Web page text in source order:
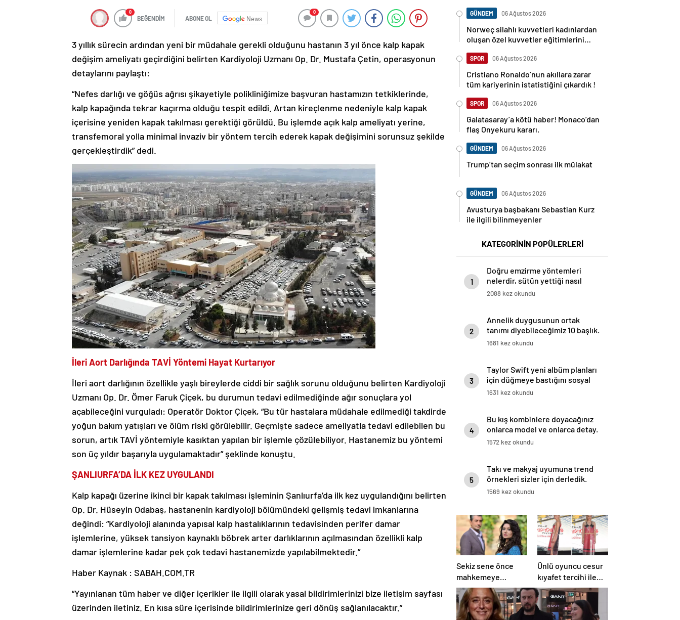
0
BEĞENDİM ABONE OL News
0
3 yıllık sürecin ardından yeni bir müdahale gerekli olduğunu hastanın 3 yıl önce kalp kapak
değişim ameliyatı geçirdiğini belirten Kardiyoloji Uzmanı Op. Dr. Mustafa Çetin, operasyonun
detaylarını paylaştı:
“Nefes darlığı ve göğüs ağrısı şikayetiyle polikliniğimize başvuran hastamızın tetkiklerinde,
kalp kapağında tekrar kaçırma olduğu tespit edildi. Artan kireçlenme nedeniyle kalp kapak
içerisine yeniden kapak takılması gerektiği görüldü. Bu işlemde açık kalp ameliyatı yerine,
transfemoral yolla minimal invaziv bir yöntem tercih ederek kapak değişimini sorunsuz şekilde
gerçekleştirdik” dedi.
İleri Aort Darlığında TAVİ Yöntemi Hayat Kurtarıyor
İleri aort darlığının özellikle yaşlı bireylerde ciddi bir sağlık sorunu olduğunu belirten Kardiyoloji
Uzmanı Op. Dr. Ömer Faruk Çiçek, bu durumun tedavi edilmediğinde ağır sonuçlara yol
açabileceğini vurguladı: Operatör Doktor Çiçek, “Bu tür hastalara müdahale edilmediği takdirde
yoğun bakım yatışları ve ölüm riski görülebilir. Geçmişte sadece ameliyatla tedavi edilebilen bu
sorun, artık TAVİ yöntemiyle kasıktan yapılan bir işlemle çözülebiliyor. Hastanemiz bu yöntemi
son üç yıldır başarıyla uygulamaktadır” şeklinde konuştu.
ŞANLIURFA’DA İLK KEZ UYGULANDI
Kalp kapağı üzerine ikinci bir kapak takılması işleminin Şanlıurfa’da ilk kez uygulandığını belirten
Op. Dr. Hüseyin Odabaş, hastanenin kardiyoloji bölümündeki gelişmiş tedavi imkanlarına
değindi: “Kardiyoloji alanında yapısal kalp hastalıklarının tedavisinden perifer damar
işlemlerine, yüksek tansiyon kaynaklı böbrek arter darlıklarının açılmasından özellikli kalp
damar işlemlerine kadar pek çok tedavi hastanemizde yapılabilmektedir.”
Haber Kaynak : SABAH.COM.TR
“Yayınlanan tüm haber ve diğer içerikler ile ilgili olarak yasal bildirimlerinizi bize iletişim sayfası
üzerinden iletiniz. En kısa süre içerisinde bildirimlerinize geri dönüş sağlanılacaktır.”
GÜNDEM 06 Ağustos 2026
Norweç silahlı kuvvetleri kadınlardan
oluşan özel kuvvetler eğitimlerini
SPOR 06 Ağustos 2026
Cristiano Ronaldo’nun akıllara zarar
tüm kariyerinin istatistiğini çıkardık !
SPOR 06 Ağustos 2026
Galatasaray’a kötü haber! Monaco’dan
flaş Onyekuru kararı.
GÜNDEM 06 Ağustos 2026
Trump’tan seçim sonrası ilk mülakat
GÜNDEM 06 Ağustos 2026
Avusturya başbakanı Sebastian Kurz
ile ilgili bilinmeyenler
KATEGORİNİN POPÜLERLERİ
1
Doğru emzirme yöntemleri
nelerdir, sütün yettiği nasıl
anlaşılır?
2088 kez okundu
2
Annelik duygusunun ortak
tanımı diyebileceğimiz 10 başlık.
1681 kez okundu
3
Taylor Swift yeni albüm planları
için düğmeye bastığını sosyal
medyadan duyurdu!
1631 kez okundu
4
Bu kış kombinlere doyacağınız
onlarca model ve onlarca detay.
1572 kez okundu
5
Takı ve makyaj uyumuna trend
örnekleri sizler için derledik.
1569 kez okundu
Sekiz sene önce
mahkemeye
başvuran Nurgül
Yeşilçay’a
sevindiren haber
Ünlü oyuncu cesur
kıyafet tercihi ile
”Görevimiz Tehlike”
galasına damga
vurdu